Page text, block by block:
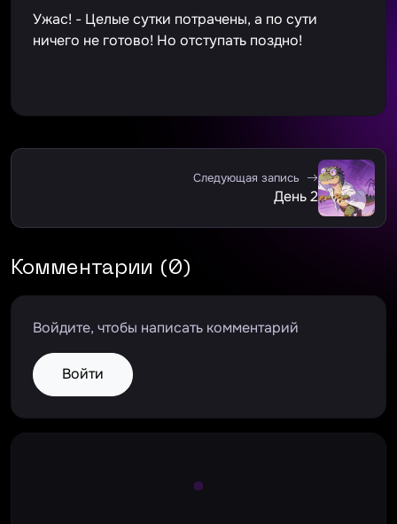
Ужас! - Целые сутки потрачены, а по сути
ничего не готово! Но отступать поздно!
Следующая запись
День 2
Комментарии (0)
Войдите, чтобы написать комментарий
Войти